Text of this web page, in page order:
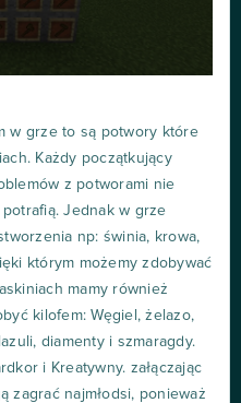
w grze to są potwory które
Każdy początkujący
z potworami nie
Jednak w grze
np: świnia, krowa,
którym możemy zdobywać
mamy również
kilofem: Węgiel, żelazo,
diamenty i szmaragdy.
i Kreatywny. załączając
zagrać najmłodsi, ponieważ